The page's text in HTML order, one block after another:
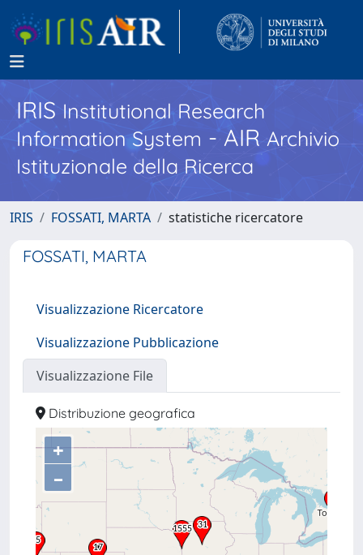
IRISInstitutional Research
Information System - AIR Archivio
Istituzionale della Ricerca
IRIS FOSSATI, MARTA statistiche ricercatore
FOSSATI, MARTA
Visualizzazione Ricercatore
Visualizzazione Pubblicazione
Visualizzazione File
Distribuzione geografica
+
–